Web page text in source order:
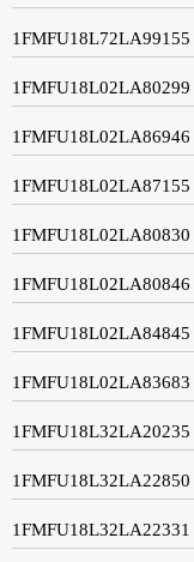
1FMFU18L72LA99155
1FMFU18L02LA80299
1FMFU18L02LA86946
1FMFU18L02LA87155
1FMFU18L02LA80830
1FMFU18L02LA80846
1FMFU18L02LA84845
1FMFU18L02LA83683
1FMFU18L32LA20235
1FMFU18L32LA22850
1FMFU18L32LA22331